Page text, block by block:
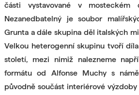
části vystavované v mosteckém
Nezanedbatelný je soubor
Grunta a dále skupina děl italských
Velkou heterogenní skupinu tvoří
století, mezi nimiž nalezneme
formátu od Alfonse Muchy s
původně součást interiérové